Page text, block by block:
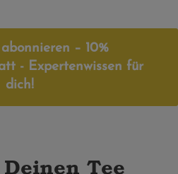
– 10%
- Expertenwissen für
dich!
Tee